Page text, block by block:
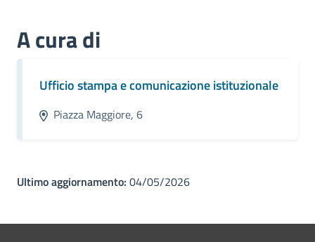
A cura di
Ufficio stampa e comunicazione istituzionale
Piazza Maggiore, 6
Ultimo aggiornamento: 04/05/2026